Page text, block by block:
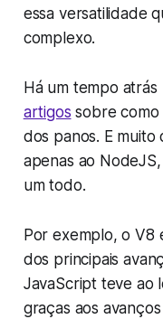
essa versatilidade
complexo.
Há um tempo
artigos sobre
dos panos. E muito
apenas ao
um todo.
Por exemplo, o V8
dos principais
JavaScript teve ao
graças aos